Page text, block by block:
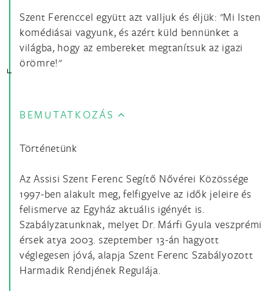
Szent Ferenccel együtt azt valljuk és éljük: "Mi Isten
komédiásai vagyunk, és azért küld bennünket a
világba, hogy az embereket megtanítsuk az igazi
örömre!"
BEMUTATKOZÁS
Történetünk
Az Assisi Szent Ferenc Segítő Nővérei Közössége
1997-ben alakult meg, felfigyelve az idők jeleire és
felismerve az Egyház aktuális igényét is.
Szabályzatunknak, melyet Dr. Márfi Gyula veszprémi
érsek atya 2003. szeptember 13-án hagyott
véglegesen jóvá, alapja Szent Ferenc Szabályozott
Harmadik Rendjének Regulája.